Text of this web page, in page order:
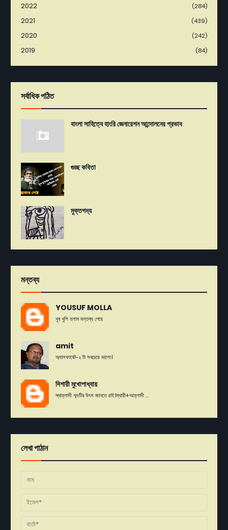
2022 (284)
2021 (439)
2020 (242)
2019 (84)
সর্বাধিক পঠিত
বাংলা সাহিত্যে হাংরি জেনারেশন আন্দোলনের প্রভাব
গুচ্ছ কবিতা
মুক্তগদ্য
মন্তব্য
YOUSUF MOLLA
খুব খুশি হলাম মন্তব্য পেয়ে
amit
অ্যালফাবেট-২ টা সবচেয়ে ভালো।
দিশারী মুখোপাধ্যায়
স্থাহ্লাদী শব্দটির উৎস জানতে চাই।স্থায়ী+আহ্লাদী ...
লেখা পাঠান